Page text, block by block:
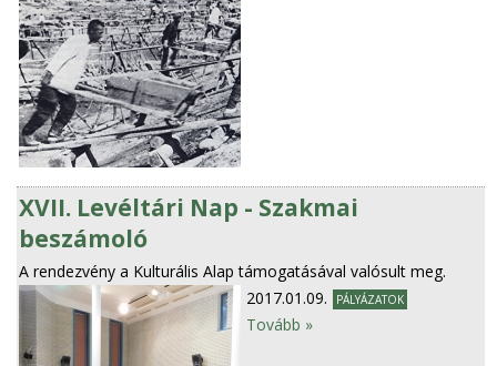
XVII. Levéltári Nap - Szakmai
beszámoló
A rendezvény a Kulturális Alap támogatásával valósult meg.
2017.01.09.
PÁLYÁZATOK
Tovább »